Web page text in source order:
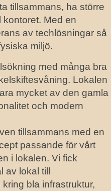
tillsammans, ha större
kontoret. Med en
av techlösningar så
miljö.
med många bra
Lokalen
mycket av den gamla
och modern
tillsammans med en
passande för vårt
i lokalen. Vi fick
lokal till
bla infrastruktur,